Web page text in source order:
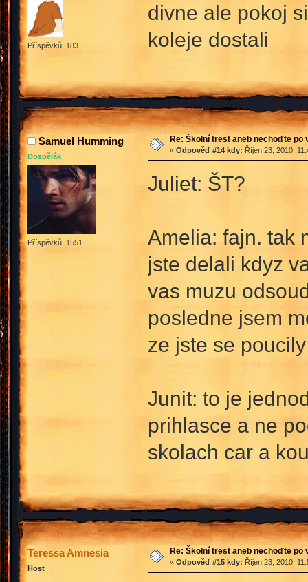
Příspěvků: 183
divne ale pokoj
koleje dostali
Samuel Humming
Dospělák
Příspěvků: 1551
Re: Školní trest aneb nechoďte po
« Odpověď #14 kdy: Říjen 23, 2010,
Juliet: ŠT?
Amelia: fajn. tak
jste delali kdyz
vas muzu
posledne jsem
ze jste se
Junit: to je
prihlasce a ne
skolach car a
Teressa Amnesia
Host
Re: Školní trest aneb nechoďte po
« Odpověď #15 kdy: Říjen 23, 2010,